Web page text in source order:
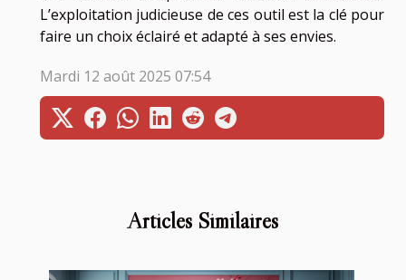
Articles Similaires
L’exploitation judicieuse de ces outil est la clé pour
faire un choix éclairé et adapté à ses envies.
Mardi 12 août 2025 07:54